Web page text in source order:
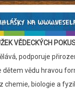
VĚDECKÝCH
podporuje
dětem vědu hravou
chemie, biologie a